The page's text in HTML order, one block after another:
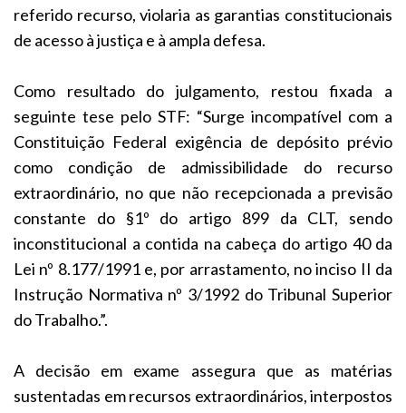
referido recurso, violaria as garantias constitucionais
de acesso à justiça e à ampla defesa.
Como resultado do julgamento, restou fixada a
seguinte tese pelo STF: “Surge incompatível com a
Constituição Federal exigência de depósito prévio
como condição de admissibilidade do recurso
extraordinário, no que não recepcionada a previsão
constante do §1º do artigo 899 da CLT, sendo
inconstitucional a contida na cabeça do artigo 40 da
Lei nº 8.177/1991 e, por arrastamento, no inciso II da
Instrução Normativa nº 3/1992 do Tribunal Superior
do Trabalho.”.
A decisão em exame assegura que as matérias
sustentadas em recursos extraordinários, interpostos